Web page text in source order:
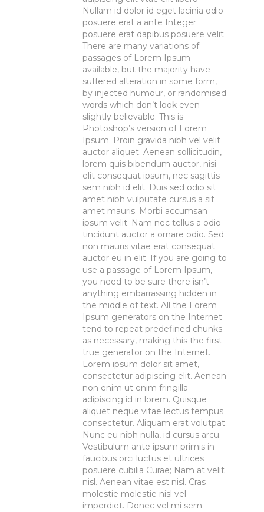
Nullam id dolor id eget lacinia odio
posuere erat a ante Integer
posuere erat dapibus posuere velit
There are many variations of
passages of Lorem Ipsum
available, but the majority have
suffered alteration in some form,
by injected humour, or randomised
words which don’t look even
slightly believable. This is
Photoshop’s version of Lorem
Ipsum. Proin gravida nibh vel velit
auctor aliquet. Aenean sollicitudin,
lorem quis bibendum auctor, nisi
elit consequat ipsum, nec sagittis
sem nibh id elit. Duis sed odio sit
amet nibh vulputate cursus a sit
amet mauris. Morbi accumsan
ipsum velit. Nam nec tellus a odio
tincidunt auctor a ornare odio. Sed
non mauris vitae erat consequat
auctor eu in elit. If you are going to
use a passage of Lorem Ipsum,
you need to be sure there isn’t
anything embarrassing hidden in
the middle of text. All the Lorem
Ipsum generators on the Internet
tend to repeat predefined chunks
as necessary, making this the first
true generator on the Internet.
Lorem ipsum dolor sit amet,
consectetur adipiscing elit. Aenean
non enim ut enim fringilla
adipiscing id in lorem. Quisque
aliquet neque vitae lectus tempus
consectetur. Aliquam erat volutpat.
Nunc eu nibh nulla, id cursus arcu.
Vestibulum ante ipsum primis in
faucibus orci luctus et ultrices
posuere cubilia Curae; Nam at velit
nisl. Aenean vitae est nisl. Cras
molestie molestie nisl vel
imperdiet. Donec vel mi sem.